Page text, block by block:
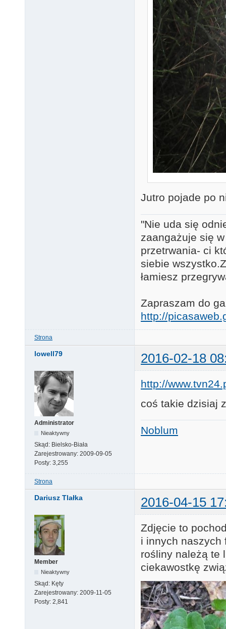
Jutro pojade po
"Nie uda się
zaangażuje się
przetrwania- ci
siebie
łamiesz
Zapraszam do
http://
Strona
lowell79 2016-02-18
Administrator
Nieaktywny
Skąd: Bielsko-Biała
Zarejestrowany: 2009-09-05
Posty: 3,255
http://
coś takie dzisiaj
Noblum
Strona
Dariusz Tlałka 2016-04-15
Member
Nieaktywny
Skąd: Kęty
Zarejestrowany: 2009-11-05
Posty: 2,841
Zdjęcie to
i innych naszych
rośliny należą te
ciekawostkę